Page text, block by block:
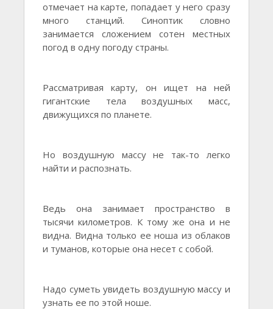
отмечает на карте, попадает у него сразу
много станций. Синоптик словно
занимается сложением сотен местных
погод в одну погоду страны.
Рассматривая карту, он ищет на ней
гигантские тела воздушных масс,
движущихся по планете.
Но воздушную массу не так-то легко
найти и распознать.
Ведь она занимает пространство в
тысячи километров. К тому же она и не
видна. Видна только ее ноша из облаков
и туманов, которые она несет с собой.
Надо суметь увидеть воздушную массу и
узнать ее по этой ноше.